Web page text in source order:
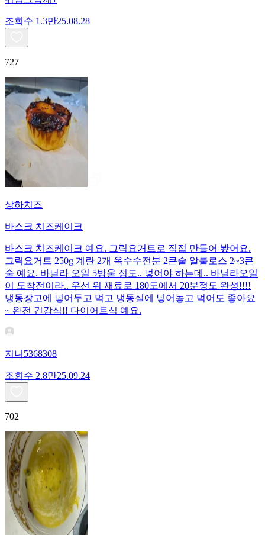
조회수 1.3만25.08.28
727
상하치즈
바스크 치즈케이크
바스크 치즈케이크 예요. 그릭요거트로 직접 만들어 봤어요.
그릭요거트 250g 계란 2개 옥수수전분 2큰술 알룰로스 2~3큰
술 예요. 바닐라 오일 5방울 정도.. 넣어야 하는데.. 바닐라오일
이 도착전이라.. 우선 위 재료로 180도에서 20분정도 완성!!!!
냉동장고에 넣어두고 먹고 냉동실에 넣어놓고 먹어도 좋아요
~ 완전 건강식!! 다이어트식 예요.
지니5368308
조회수 2.8만25.09.24
702